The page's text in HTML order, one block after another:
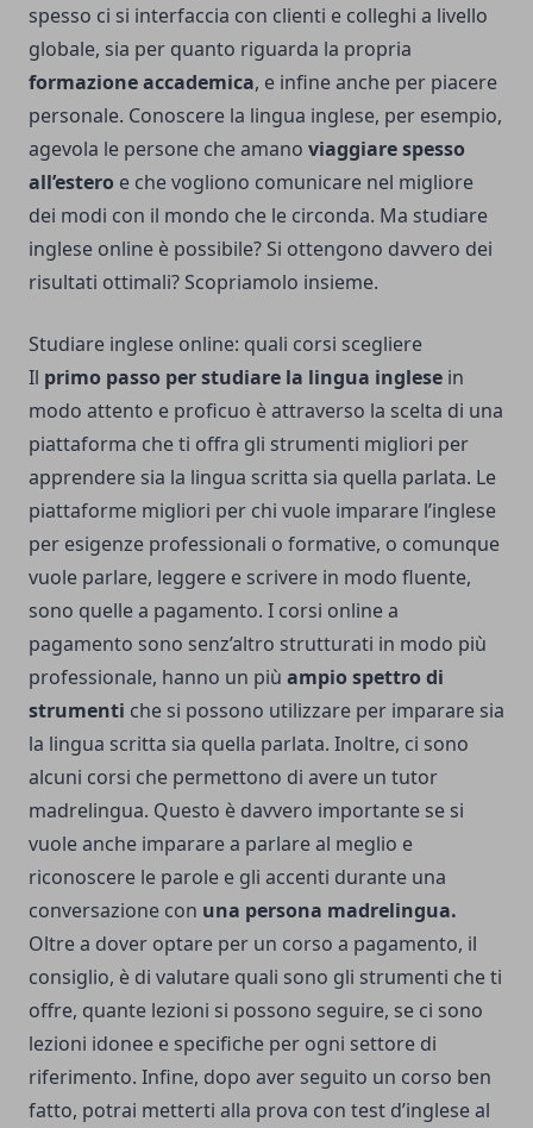
spesso ci si interfaccia con clienti e colleghi a livello
globale, sia per quanto riguarda la propria
formazione accademica, e infine anche per piacere
personale. Conoscere la lingua inglese, per esempio,
agevola le persone che amano viaggiare spesso
all’estero e che vogliono comunicare nel migliore
dei modi con il mondo che le circonda. Ma studiare
inglese online è possibile? Si ottengono davvero dei
risultati ottimali? Scopriamolo insieme.
Studiare inglese online: quali corsi scegliere
Il primo passo per studiare la lingua inglese in
modo attento e proficuo è attraverso la scelta di una
piattaforma che ti offra gli strumenti migliori per
apprendere sia la lingua scritta sia quella parlata. Le
piattaforme migliori per chi vuole imparare l’inglese
per esigenze professionali o formative, o comunque
vuole parlare, leggere e scrivere in modo fluente,
sono quelle a pagamento. I corsi online a
pagamento sono senz’altro strutturati in modo più
professionale, hanno un più ampio spettro di
strumenti che si possono utilizzare per imparare sia
la lingua scritta sia quella parlata. Inoltre, ci sono
alcuni corsi che permettono di avere un tutor
madrelingua. Questo è davvero importante se si
vuole anche imparare a parlare al meglio e
riconoscere le parole e gli accenti durante una
conversazione con una persona madrelingua.
Oltre a dover optare per un corso a pagamento, il
consiglio, è di valutare quali sono gli strumenti che ti
offre, quante lezioni si possono seguire, se ci sono
lezioni idonee e specifiche per ogni settore di
riferimento. Infine, dopo aver seguito un corso ben
fatto, potrai metterti alla prova con test d’inglese al